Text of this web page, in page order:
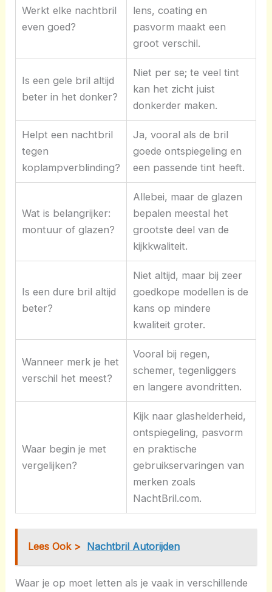
Werkt elke nachtbril
even goed?
lens, coating en
pasvorm maakt een
groot verschil.
Is een gele bril altijd
beter in het donker?
Niet per se; te veel tint
kan het zicht juist
donkerder maken.
Helpt een nachtbril
tegen
koplampverblinding?
Ja, vooral als de bril
goede ontspiegeling en
een passende tint heeft.
Wat is belangrijker:
montuur of glazen?
Allebei, maar de glazen
bepalen meestal het
grootste deel van de
kijkkwaliteit.
Is een dure bril altijd
beter?
Niet altijd, maar bij zeer
goedkope modellen is de
kans op mindere
kwaliteit groter.
Wanneer merk je het
verschil het meest?
Vooral bij regen,
schemer, tegenliggers
en langere avondritten.
Waar begin je met
vergelijken?
Kijk naar glashelderheid,
ontspiegeling, pasvorm
en praktische
gebruikservaringen van
merken zoals
NachtBril.com.
Lees Ook > Nachtbril Autorijden
Waar je op moet letten als je vaak in verschillende